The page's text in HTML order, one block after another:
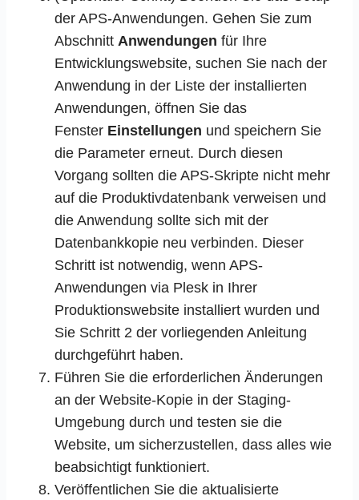
der APS-Anwendungen. Gehen Sie zum
Abschnitt Anwendungen für Ihre
Entwicklungswebsite, suchen Sie nach der
Anwendung in der Liste der installierten
Anwendungen, öffnen Sie das
Fenster Einstellungen und speichern Sie
die Parameter erneut. Durch diesen
Vorgang sollten die APS-Skripte nicht mehr
auf die Produktivdatenbank verweisen und
die Anwendung sollte sich mit der
Datenbankkopie neu verbinden. Dieser
Schritt ist notwendig, wenn APS-
Anwendungen via Plesk in Ihrer
Produktionswebsite installiert wurden und
Sie Schritt 2 der vorliegenden Anleitung
durchgeführt haben.
Führen Sie die erforderlichen Änderungen
an der Website-Kopie in der Staging-
Umgebung durch und testen sie die
Website, um sicherzustellen, dass alles wie
beabsichtigt funktioniert.
Veröffentlichen Sie die aktualisierte